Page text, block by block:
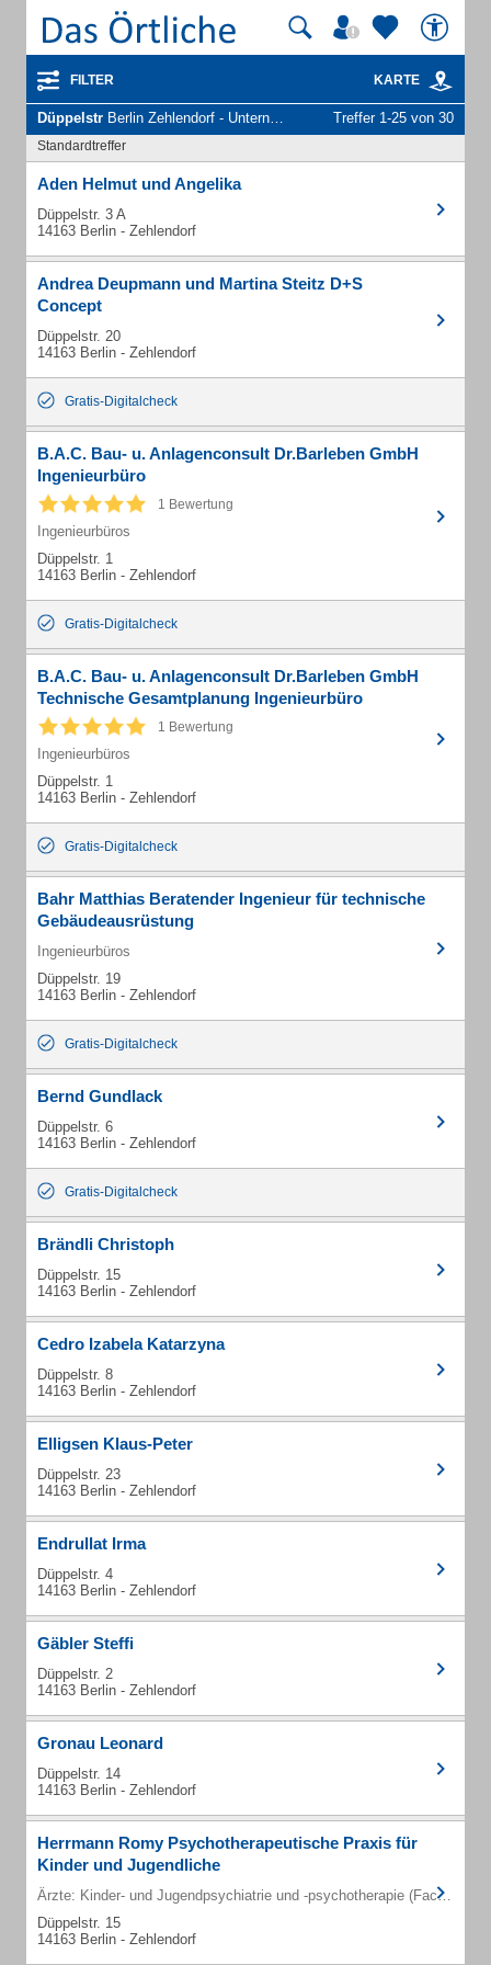
FILTER KARTE
Düppelstr Berlin Zehlendorf - Unternehmen und Personen Treffer 1-25 von 30
Standardtreffer
Aden Helmut und Angelika
Düppelstr. 3 A
14163 Berlin - Zehlendorf
Andrea Deupmann und Martina Steitz D+S
Concept
Düppelstr. 20
14163 Berlin - Zehlendorf
Gratis-Digitalcheck
B.A.C. Bau- u. Anlagenconsult Dr.Barleben GmbH
Ingenieurbüro
1 Bewertung
Ingenieurbüros
Düppelstr. 1
14163 Berlin - Zehlendorf
Gratis-Digitalcheck
B.A.C. Bau- u. Anlagenconsult Dr.Barleben GmbH
Technische Gesamtplanung Ingenieurbüro
1 Bewertung
Ingenieurbüros
Düppelstr. 1
14163 Berlin - Zehlendorf
Gratis-Digitalcheck
Bahr Matthias Beratender Ingenieur für technische
Gebäudeausrüstung
Ingenieurbüros
Düppelstr. 19
14163 Berlin - Zehlendorf
Gratis-Digitalcheck
Bernd Gundlack
Düppelstr. 6
14163 Berlin - Zehlendorf
Gratis-Digitalcheck
Brändli Christoph
Düppelstr. 15
14163 Berlin - Zehlendorf
Cedro Izabela Katarzyna
Düppelstr. 8
14163 Berlin - Zehlendorf
Elligsen Klaus-Peter
Düppelstr. 23
14163 Berlin - Zehlendorf
Endrullat Irma
Düppelstr. 4
14163 Berlin - Zehlendorf
Gäbler Steffi
Düppelstr. 2
14163 Berlin - Zehlendorf
Gronau Leonard
Düppelstr. 14
14163 Berlin - Zehlendorf
Herrmann Romy Psychotherapeutische Praxis für
Kinder und Jugendliche
Ärzte: Kinder- und Jugendpsychiatrie und -psychotherapie (Fachärzte)
Düppelstr. 15
14163 Berlin - Zehlendorf